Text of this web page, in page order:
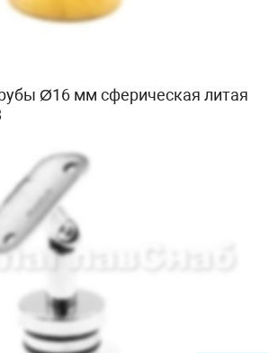
Ø16 мм сферическая литая